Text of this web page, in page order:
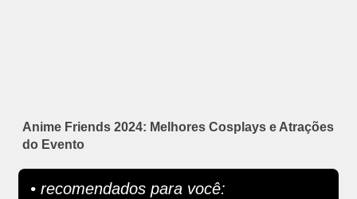
Anime Friends 2024: Melhores Cosplays e Atrações
do Evento
• recomendados para você: